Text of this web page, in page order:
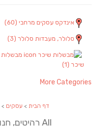
אינדקס עסקים מרחבי (60)
סלולר, מעבדות סלולר (3)
מבשלות
שיכר (1)
More Categories
דף הבית > עסקים >
All רהיטים, חנויות רהיטים